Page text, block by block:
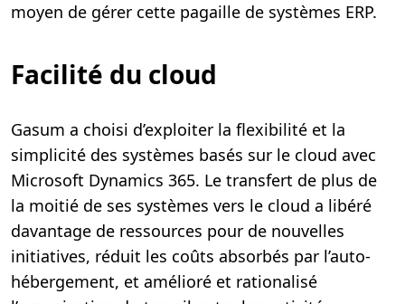
moyen de gérer cette pagaille de systèmes ERP.
Facilité du cloud
Gasum a choisi d’exploiter la flexibilité et la
simplicité des systèmes basés sur le cloud avec
Microsoft Dynamics 365. Le transfert de plus de
la moitié de ses systèmes vers le cloud a libéré
davantage de ressources pour de nouvelles
initiatives, réduit les coûts absorbés par l’auto-
hébergement, et amélioré et rationalisé